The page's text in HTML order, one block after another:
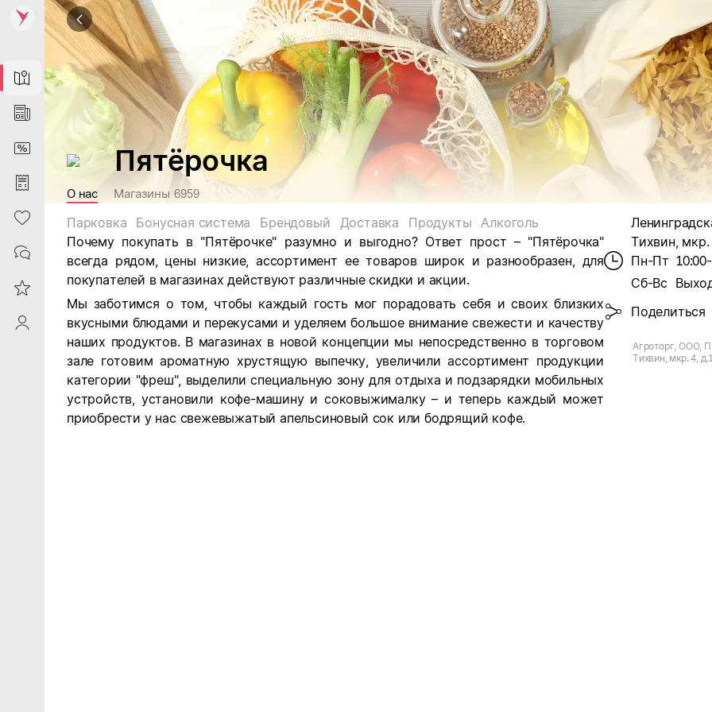
Map
News
DiscountCard
Purchases
Heart
Contacts
Reviews
ProfileSaby
Пятёрочка
О нас Магазины 6959
Парковка Бонусная система Брендовый Доставка Продукты
Алкоголь
Почему покупать в "Пятёрочке" разумно и выгодно? Ответ прост – "Пятёрочка"
всегда рядом, цены низкие, ассортимент ее товаров широк и разнообразен, для
покупателей в магазинах действуют различные скидки и акции.
Мы заботимся о том, чтобы каждый гость мог порадовать себя и своих близких
вкусными блюдами и перекусами и уделяем большое внимание свежести и качеству
наших продуктов. В магазинах в новой концепции мы непосредственно в торговом
зале готовим ароматную хрустящую выпечку, увеличили ассортимент продукции
категории "фреш", выделили специальную зону для отдыха и подзарядки мобильных
устройств, установили кофе-машину и соковыжималку – и теперь каждый может
приобрести у нас свежевыжатый апельсиновый сок или бодрящий кофе.
Тихвин, мкр.
Пн-Пт
Сб-Вс
Поделиться
Агроторг, ООО,
Тихвин, мкр. 4,